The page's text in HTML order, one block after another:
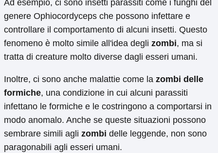
Ad esempio, ci sono insetti parassiti come i funghi del
genere Ophiocordyceps che possono infettare e
controllare il comportamento di alcuni insetti. Questo
fenomeno è molto simile all'idea degli zombi, ma si
tratta di creature molto diverse dagli esseri umani.
Inoltre, ci sono anche malattie come la zombi delle
formiche, una condizione in cui alcuni parassiti
infettano le formiche e le costringono a comportarsi in
modo anomalo. Anche se queste situazioni possono
sembrare simili agli zombi delle leggende, non sono
paragonabili agli esseri umani.